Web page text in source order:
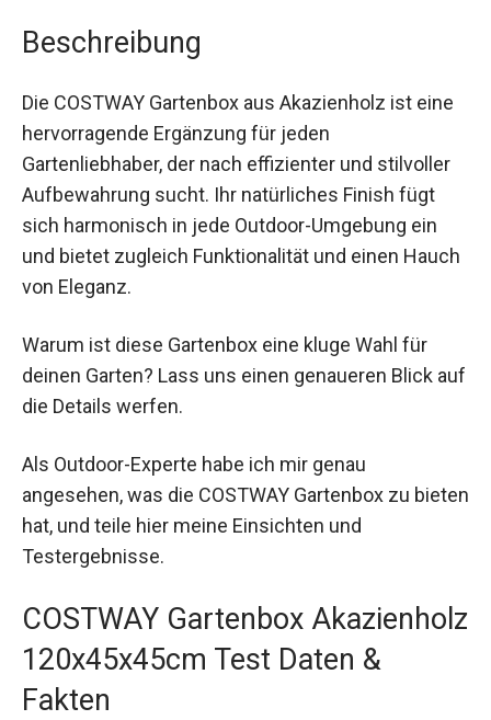
Beschreibung
Die COSTWAY Gartenbox aus Akazienholz ist eine
hervorragende Ergänzung für jeden
Gartenliebhaber, der nach effizienter und stilvoller
Aufbewahrung sucht. Ihr natürliches Finish fügt
sich harmonisch in jede Outdoor-Umgebung ein
und bietet zugleich Funktionalität und einen Hauch
von Eleganz.
Warum ist diese Gartenbox eine kluge Wahl für
deinen Garten? Lass uns einen genaueren Blick auf
die Details werfen.
Als Outdoor-Experte habe ich mir genau
angesehen, was die COSTWAY Gartenbox zu bieten
hat, und teile hier meine Einsichten und
Testergebnisse.
COSTWAY Gartenbox Akazienholz
120x45x45cm Test Daten &
Fakten